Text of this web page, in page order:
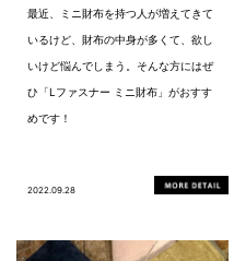
最近、ミニ財布を持つ人が増えてきて
いるけど、財布の中身が多くて、欲し
いけど悩んでしまう。そんな方にはぜ
ひ「Lファスナー ミニ財布」がおすす
めです！
2022.09.28